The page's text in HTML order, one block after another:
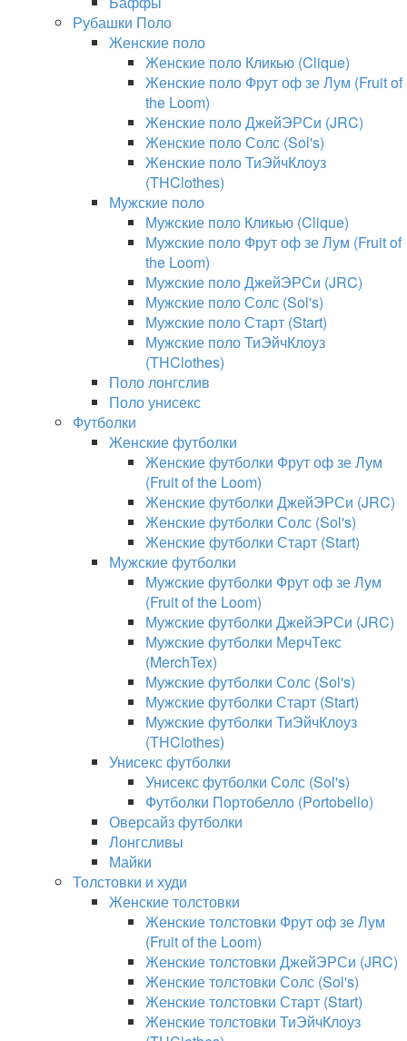
Рубашки Поло
Женские поло
Женские поло Кликью (Clique)
Женские поло Фрут оф зе Лум (Fruit of
the Loom)
Женские поло ДжейЭРСи (JRC)
Женские поло Солс (Sol's)
Женские поло ТиЭйчКлоуз
(THClothes)
Мужские поло
Мужские поло Кликью (Clique)
Мужские поло Фрут оф зе Лум (Fruit of
the Loom)
Мужские поло ДжейЭРСи (JRC)
Мужские поло Солс (Sol's)
Мужские поло Старт (Start)
Мужские поло ТиЭйчКлоуз
(THClothes)
Поло лонгслив
Поло унисекс
Футболки
Женские футболки
Женские футболки Фрут оф зе Лум
(Fruit of the Loom)
Женские футболки ДжейЭРСи (JRC)
Женские футболки Солс (Sol's)
Женские футболки Старт (Start)
Мужские футболки
Мужские футболки Фрут оф зе Лум
(Fruit of the Loom)
Мужские футболки ДжейЭРСи (JRC)
Мужские футболки МерчТекс
(MerchTex)
Мужские футболки Солс (Sol's)
Мужские футболки Старт (Start)
Мужские футболки ТиЭйчКлоуз
(THClothes)
Унисекс футболки
Унисекс футболки Солс (Sol's)
Футболки Портобелло (Portobello)
Оверсайз футболки
Лонгсливы
Майки
Толстовки и худи
Женские толстовки
Женские толстовки Фрут оф зе Лум
(Fruit of the Loom)
Женские толстовки ДжейЭРСи (JRC)
Женские толстовки Солс (Sol's)
Женские толстовки Старт (Start)
Женские толстовки ТиЭйчКлоуз